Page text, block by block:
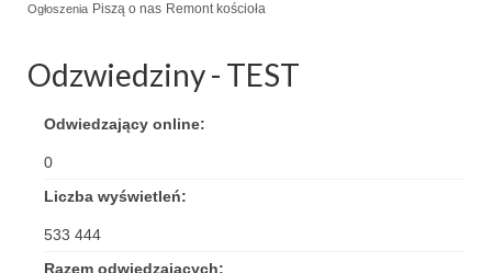
Ogłoszenia Piszą o nas Remont kościoła
Odzwiedziny - TEST
Odwiedzający online:
0
Liczba wyświetleń:
533 444
Razem odwiedzających: